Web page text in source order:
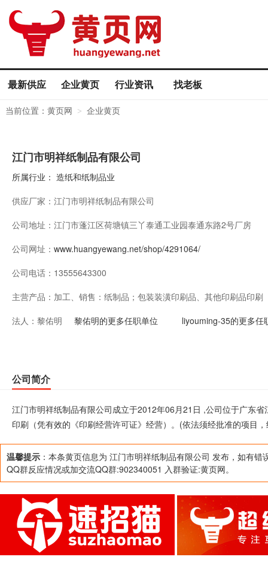
最新供应 企业黄页 行业资讯 找老板
当前位置： 黄页网 > 企业黄页
江门市明祥纸制品有限公司
所属行业： 造纸和纸制品业
供应厂家： 江门市明祥纸制品有限公司
公司地址： 江门市蓬江区荷塘镇三丫泰通工业园泰通东路2号厂房
公司网址： www.huangyewang.net/shop/4291064/
公司电话： 13555643300
主营产品： 加工、销售：纸制品；包装装潢印刷品、其他印刷品印
营）。(依法须经批准的项目，经相关部门批准后方可开
法人： 黎佑明 黎佑明的更多任职单位 liyouming-35的更多任
公司简介
江门市明祥纸制品有限公司成立于2012年06月21日 ,公司位于广东
印刷（凭有效的《印刷经营许可证》经营）。(依法须经批准的项目
温馨提示 ：本条黄页信息为 江门市明祥纸制品有限公司 发布，如有错
QQ群反应情况或加交流QQ群:902340051 入群验证:黄页网。